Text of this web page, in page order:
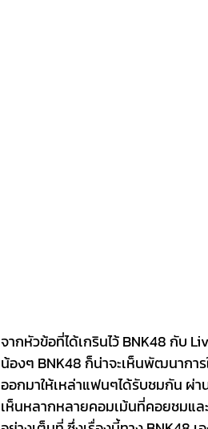
จากหัวข้อที่ได้เกรินไว้ BNK48 กับ
น้องๆ BNK48 ก็น่าจะเห็นพัฒนากา
ออกมาให้เหล่าแฟนๆได้รับชมกัน ผ่า
เห็นหลากหลายคอมเม้นที่คอยชมแล